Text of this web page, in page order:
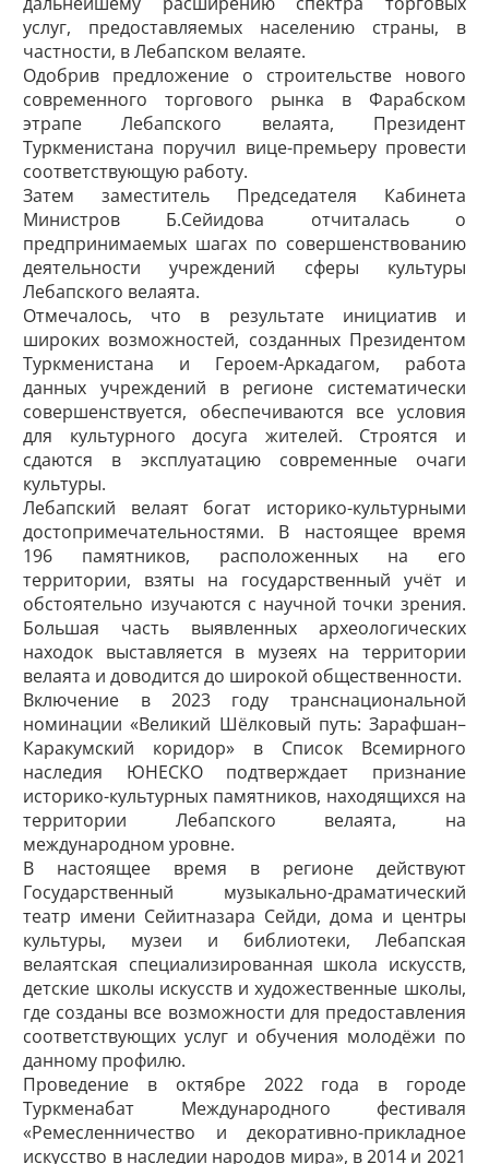
услуг, предоставляемых населению страны, в
частности, в Лебапском велаяте.
Одобрив предложение о строительстве нового
современного торгового рынка в Фарабском
этрапе Лебапского велаята, Президент
Туркменистана поручил вице-премьеру провести
соответствующую работу.
Затем заместитель Председателя Кабинета
Министров Б.Сейидова отчиталась о
предпринимаемых шагах по совершенствованию
деятельности учреждений сферы культуры
Лебапского велаята.
Отмечалось, что в результате инициатив и
широких возможностей, созданных Президентом
Туркменистана и Героем-Аркадагом, работа
данных учреждений в регионе систематически
совершенствуется, обеспечиваются все условия
для культурного досуга жителей. Строятся и
сдаются в эксплуатацию ­современные очаги
культуры.
Лебапский велаят богат историко-культурными
достопримечательностями. В настоящее время
196 памятников, расположенных на его
территории, взяты на государственный учёт и
обстоятельно изучаются с научной точки зрения.
Большая часть выявленных археологических
находок выставляется в музеях на территории
велаята и доводится до широкой общественности.
Включение в 2023 году транснациональной
номинации «Великий Шёлковый путь: Зарафшан–
Каракумский коридор» в Список Всемирного
наследия ЮНЕСКО подтверждает признание
историко-культурных памятников, находящихся на
территории Лебапского велаята, на
международном уровне.
В настоящее время в регионе действуют
Государственный музыкально-драматический
театр имени Сейитназара Сейди, дома и центры
культуры, музеи и библиотеки, Лебапская
велаятская специализированная школа искусств,
детские школы искусств и художественные школы,
где созданы все возможности для предоставления
соответствующих услуг и обучения молодёжи по
данному профилю.
Проведение в октябре 2022 года в городе
Туркменабат Международного фестиваля
«Ремесленничество и декоративно-прикладное
искусство в наследии народов мира», в 2014 и 2021